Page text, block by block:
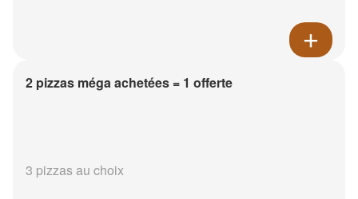
2 pizzas méga achetées = 1 offerte
3 pizzas au choix